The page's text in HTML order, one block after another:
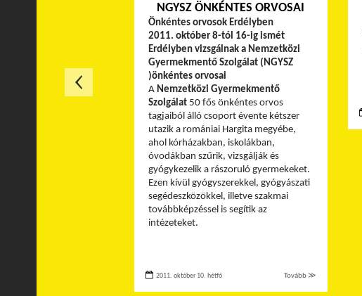
NGYSZ ÖNKÉNTES ORVOSAI
Önkéntes orvosok Erdélyben
2011. október 8-tól 16-ig ismét
Erdélyben vizsgálnak a Nemzetközi
Gyermekmentő Szolgálat (NGYSZ
)önkéntes orvosai
A Nemzetközi Gyermekmentő
Szolgálat50 fős önkéntes orvos
tagjaiból álló csoport évente kétszer
utazik a romániai Hargita megyébe,
ahol kórházakban, iskolákban,
óvodákban szűrik, vizsgálják és
gyógykezelik a rászoruló gyermekeket.
Ezen kívül gyógyszerekkel, gyógyászati
segédeszközökkel, illetve szakmai
továbbképzéssel is segítik az
intézeteket.
2011. október 10. hétfő Tovább ≫